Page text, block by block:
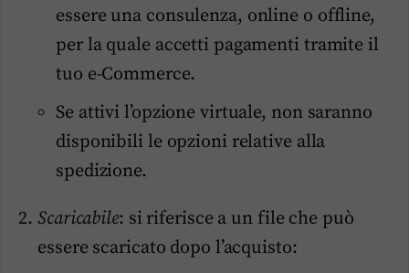
essere una consulenza, online o offline,
per la quale accetti pagamenti tramite il
tuo e-Commerce.
Se attivi l’opzione virtuale, non saranno
disponibili le opzioni relative alla
spedizione.
Scaricabile: si riferisce a un file che può
essere scaricato dopo l’acquisto: